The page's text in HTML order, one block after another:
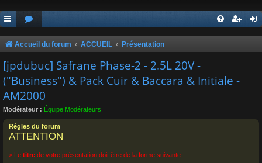
Accueil du forum ACCUEIL Présentation
[jpdubuc] Safrane Phase-2 - 2.5L 20V -
("Business") & Pack Cuir & Baccara & Initiale -
AM2000
Modérateur : Équipe Modérateurs
Règles du forum
ATTENTION
> Le titre de votre présentation doit être de la forme suivante :